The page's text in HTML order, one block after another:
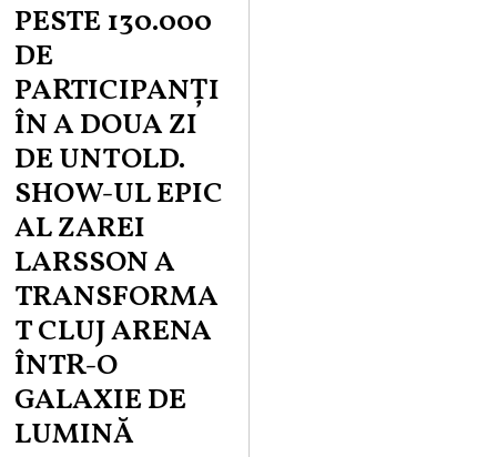
PESTE 130.000
DE
PARTICIPANȚI
ÎN A DOUA ZI
DE UNTOLD.
SHOW-UL EPIC
AL ZAREI
LARSSON A
TRANSFORMA
T CLUJ ARENA
ÎNTR-O
GALAXIE DE
LUMINĂ